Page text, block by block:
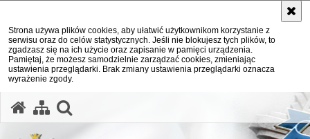
Strona używa plików cookies, aby ułatwić użytkownikom korzystanie z
serwisu oraz do celów statystycznych. Jeśli nie blokujesz tych plików, to
zgadzasz się na ich użycie oraz zapisanie w pamięci urządzenia.
Pamiętaj, że możesz samodzielnie zarządzać cookies, zmieniając
ustawienia przeglądarki. Brak zmiany ustawienia przeglądarki oznacza
wyrażenie zgody.